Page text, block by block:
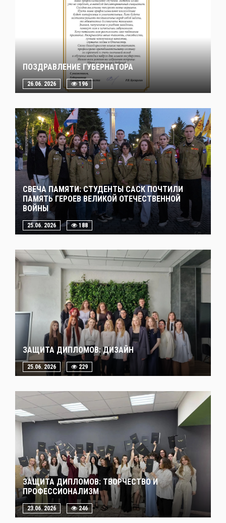
ПОЗДРАВЛЕНИЕ ГУБЕРНАТОРА
26.06. 2026 196
СВЕЧА ПАМЯТИ: СТУДЕНТЫ САСК ПОЧТИЛИ
ПАМЯТЬ ГЕРОЕВ ВЕЛИКОЙ ОТЕЧЕСТВЕННОЙ
ВОЙНЫ
25.06. 2026 188
ЗАЩИТА ДИПЛОМОВ: ДИЗАЙН
25.06. 2026 229
ЗАЩИТА ДИПЛОМОВ: ТВОРЧЕСТВО И
ПРОФЕССИОНАЛИЗМ
23.06. 2026 246